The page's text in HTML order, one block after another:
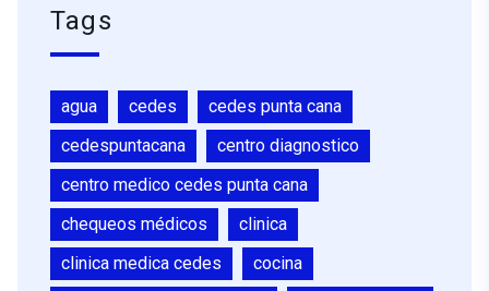
Tags
agua cedes
cedes punta cana
cedespuntacana
centro diagnostico
centro medico cedes punta cana
chequeos médicos
clinica
clinica medica cedes
cocina